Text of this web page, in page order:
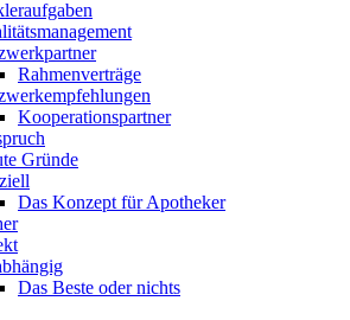
Rahmenverträge
Kooperationspartner
Gründe
Das Konzept für Apotheker
Das Beste oder nichts